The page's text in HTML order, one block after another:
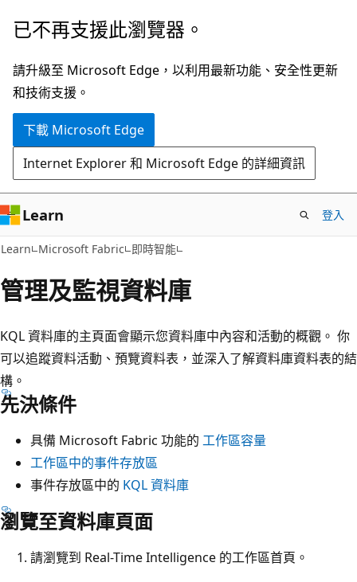
跳
主
要
內
已不再支援此瀏覽器。
請升級至 Microsoft Edge，以利用最新功能、安全性更新
和技術支援。
下載 Microsoft Edge
Internet Explorer 和 Microsoft Edge 的詳細資訊
Learn 登入
Learn Microsoft Fabric 即時智能
管理及監視資料庫
KQL 資料庫的主頁面會顯示您資料庫中內容和活動的概觀。 你
可以追蹤資料活動、預覽資料表，並深入了解資料庫資料表的結
構。
先決條件
具備 Microsoft Fabric 功能的 工作區容量
工作區中的事件存放區
事件存放區中的 KQL 資料庫
瀏覽至資料庫頁面
請瀏覽到 Real-Time Intelligence 的工作區首頁。